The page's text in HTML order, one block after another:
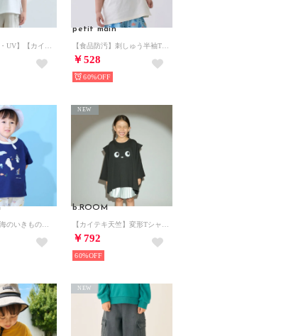
petit main
￥528
60%
b.ROOM
￥792
NEW
60%
NEW